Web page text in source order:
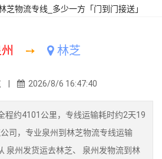
芝物流专线_多少一方「门到门接送」
➙ 林芝
| 2026/8/6 16:47:40
程约4101公里，专线运输耗时约2天19
司，专业泉州到林芝物流专线运输
泉州发货运去林芝、 泉州发物流到林